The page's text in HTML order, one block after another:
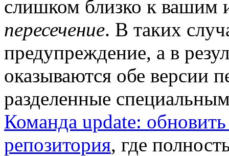
слишком близко к вашим
пересечение. В таких
предупреждение, а в
оказываются обе версии
разделенные
Команда update:
репозитория, где